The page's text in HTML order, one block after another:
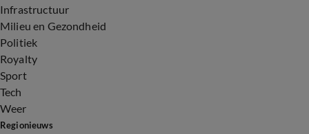
Infrastructuur
Milieu en Gezondheid
Politiek
Royalty
Sport
Tech
Weer
Regionieuws